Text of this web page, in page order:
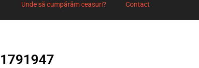
Unde să cumpărăm ceasuri? Contact